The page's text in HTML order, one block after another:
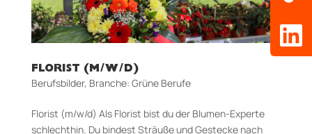
FLORIST (M/W/D)
Berufsbilder, Branche: Grüne Berufe
Florist (m/w/d) Als Florist bist du der Blumen-Experte
schlechthin. Du bindest Sträuße und Gestecke nach